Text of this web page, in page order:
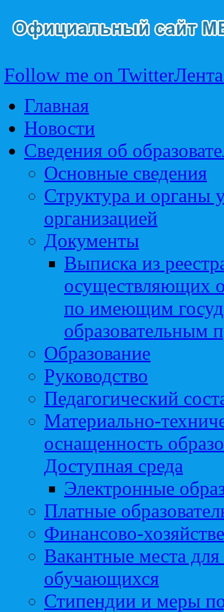
Follow me on Twitter
Главная
Новости
Сведения об
Основные сведения
Структура и органы
организацией
Документы
Выписка из
осуществляющих
по имеющим
образовательным
Образование
Руководство
Педагогический
Материально-
оснащенность
Доступная среда
Электронные
Платные
Финансово-
Вакантные места
обучающихся
Стипендии и меры